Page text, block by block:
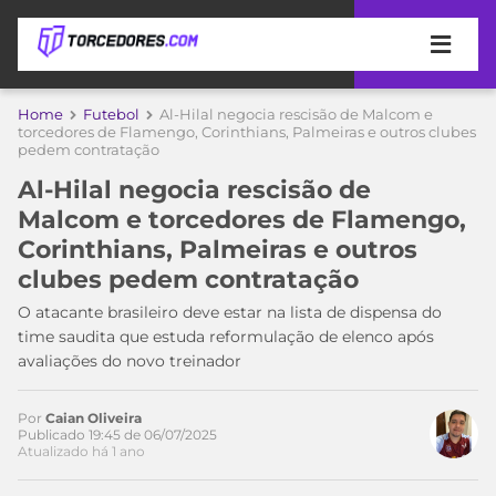
APOSTAS
DICAS
DE
APOSTA
MELHORES
SITES
DE
APOSTAS
2026
CÓDIGO
PROMOCIONAL
ÚLTIMAS
COPA
DO
MUNDO
TIMES
MEU
TIME
CAMPEONATOS
BRASILEIRÃO
MÍDIA
Home Futebol
Al-Hilal negocia rescisão de Malcom e
torcedores de Flamengo, Corinthians, Palmeiras e outros clubes
pedem contratação
Al-Hilal negocia rescisão de
Malcom e torcedores de Flamengo,
Corinthians, Palmeiras e outros
clubes pedem contratação
O atacante brasileiro deve estar na lista de dispensa do
time saudita que estuda reformulação de elenco após
avaliações do novo treinador
Por Caian Oliveira
Publicado 19:45 de 06/07/2025
Atualizado há 1 ano